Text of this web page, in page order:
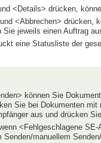
<Details> drücken,
<Abbrechen>
jeweils einen Auftrag
eine Statusliste der
können Sie
Sie bei Dokumenten
aus und drücken
<Fehlgeschlagene
manuellem